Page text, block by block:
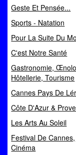
Geste Et Pensée...
Sports - Natation
Pour La Suite Du
C'est Notre Santé
Gastronomie,
Hôtellerie, Tourisme
Cannes Pays De
Côte D'Azur &
Les Arts Au Soleil
Festival De Cannes,
Cinéma